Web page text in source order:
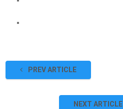
PREV ARTICLE
NEXT ARTICLE